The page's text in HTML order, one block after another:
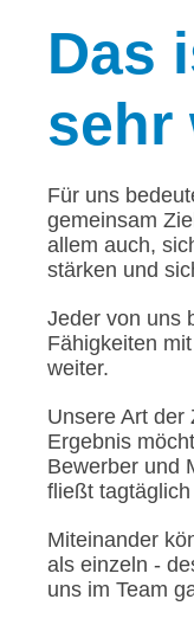
Das
sehr
Für uns
gemeinsam
allem auch,
stärken und
Jeder von uns
Fähigkeiten
weiter.
Unsere Art der
Ergebnis
Bewerber und
fließt
Miteinander
als einzeln -
uns im Team